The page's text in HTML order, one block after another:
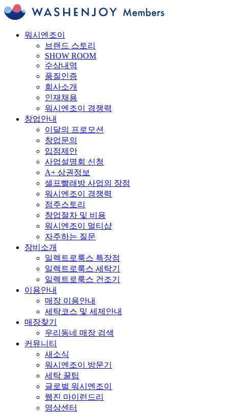
워시엔조이
브랜드 스토리
SHOW ROOM
수상내역
품질인증
회사소개
인재채용
워시엔조이 경쟁력
창업안내
이달의 프로모션
창업문의
입점제안
사업설명회 신청
A+ 상권정보
셀프빨래방 사업의 장점
워시엔조이 경쟁력
점주스토리
창업절차 및 비용
워시엔조이 멀티샵
자주하는 질문
장비소개
일렉트로룩스 특장점
일렉트로룩스 세탁기
일렉트로룩스 건조기
이용안내
매장 이용안내
세탁코스 및 세제안내
매장찾기
우리동네 매장 검색
커뮤니티
새소식
워시엔조이 방문기
세탁 꿀팁
글로벌 워시엔조이
웹진 마이런드리
영상센터